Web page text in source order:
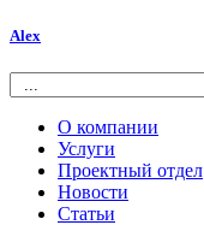
Alex
О компании
Услуги
Проектный отдел
Новости
Статьи